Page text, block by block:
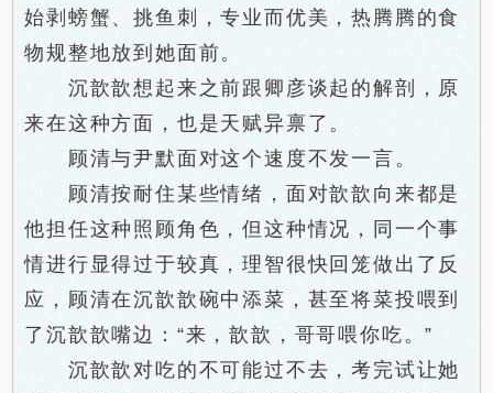
始剥螃蟹、挑鱼刺，专业而优美，热腾腾的食
物规整地放到她面前。
沉歆歆想起来之前跟卿彦谈起的解剖，原
来在这种方面，也是天赋异禀了。
顾清与尹默面对这个速度不发一言。
顾清按耐住某些情绪，面对歆歆向来都是
他担任这种照顾角色，但这种情况，同一个事
情进行显得过于较真，理智很快回笼做出了反
应，顾清在沉歆歆碗中添菜，甚至将菜投喂到
了沉歆歆嘴边：“来，歆歆，哥哥喂你吃。”
沉歆歆对吃的不可能过不去，考完试让她